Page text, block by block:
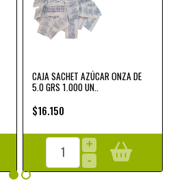
CAJA SACHET AZÚCAR ONZA DE
5.0 GRS 1.000 UN..
$16.150
+
-